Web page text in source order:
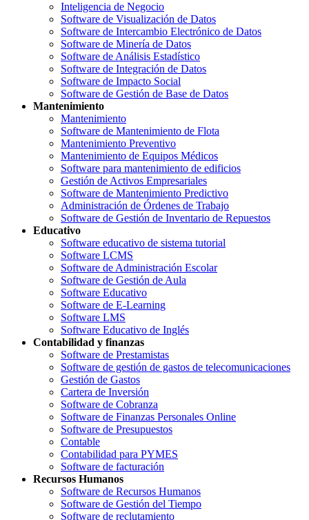
Inteligencia de Negocio
Software de Visualización de Datos
Software de Intercambio Electrónico de Datos
Software de Minería de Datos
Software de Análisis Estadístico
Software de Integración de Datos
Software de Impacto Social
Software de Gestión de Base de Datos
Mantenimiento
Mantenimiento
Software de Mantenimiento de Flota
Mantenimiento Preventivo
Mantenimiento de Equipos Médicos
Software para mantenimiento de edificios
Gestión de Activos Empresariales
Software de Mantenimiento Predictivo
Administración de Órdenes de Trabajo
Software de Gestión de Inventario de Repuestos
Educativo
Software educativo de sistema tutorial
Software LCMS
Software de Administración Escolar
Software de Gestión de Aula
Software Educativo
Software de E-Learning
Software LMS
Software Educativo de Inglés
Contabilidad y finanzas
Software de Prestamistas
Software de gestión de gastos de telecomunicaciones
Gestión de Gastos
Cartera de Inversión
Software de Cobranza
Software de Finanzas Personales Online
Software de Presupuestos
Contable
Contabilidad para PYMES
Software de facturación
Recursos Humanos
Software de Recursos Humanos
Software de Gestión del Tiempo
Software de reclutamiento